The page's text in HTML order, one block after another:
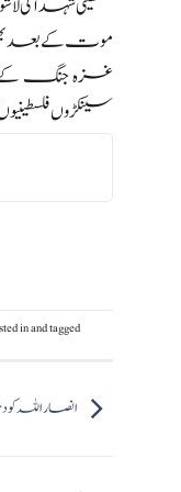
موت کے بعد بھی
غزہ جنگ کے
سینکڑوں
inand tagged
انصار اللہ کو